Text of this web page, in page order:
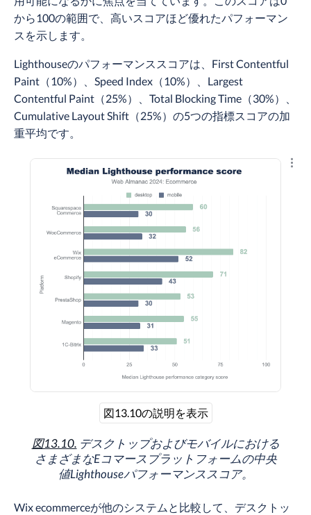
から100の範囲で、高いスコアほど優れたパフォーマン
スを示します。
Lighthouseのパフォーマンススコアは、First Contentful
Paint（10%）、Speed Index（10%）、Largest
Contentful Paint（25%）、Total Blocking Time（30%）、
Cumulative Layout Shift（25%）の5つの指標スコアの加
重平均です。
結
図13.10の説明を表示
図13.10. デスクトップおよびモバイルにおける
さまざまなEコマースプラットフォームの中央
値Lighthouseパフォーマンススコア。
Wix ecommerceが他のシステムと比較して、デスクトッ